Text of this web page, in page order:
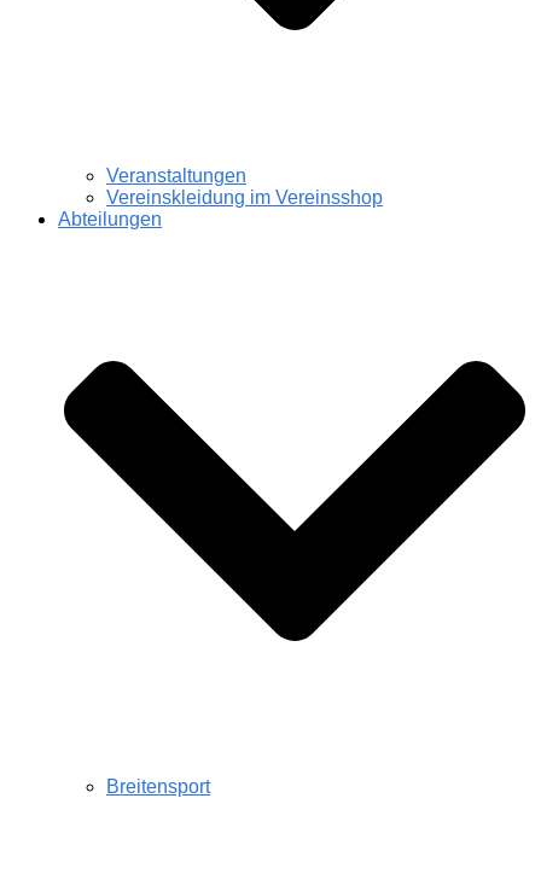
Veranstaltungen
Vereinskleidung im Vereinsshop
Abteilungen
Breitensport